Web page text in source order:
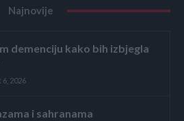
Najnovije
demenciju kako bih izbjegla
2026
i sahranama